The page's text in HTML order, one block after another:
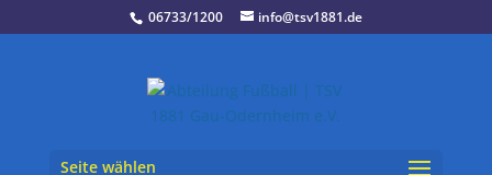
06733/1200 info@tsv1881.de
Seite wählen